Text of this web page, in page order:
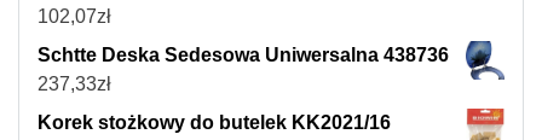
102,07zł
Schtte Deska Sedesowa Uniwersalna 438736
237,33zł
Korek stożkowy do butelek KK2021/16